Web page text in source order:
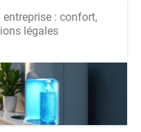
: confort,
légales